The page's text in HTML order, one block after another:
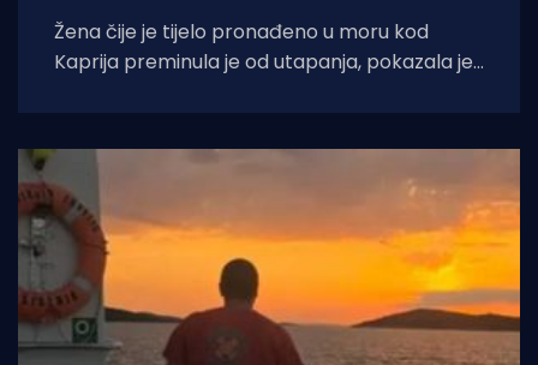
Žena čije je tijelo pronađeno u moru kod
Kaprija preminula je od utapanja, pokazala je